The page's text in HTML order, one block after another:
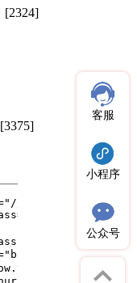
[2324]
[3375]
客服
小程序
公众号